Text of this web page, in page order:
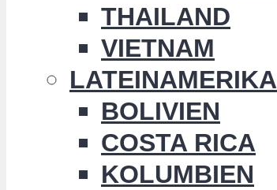
THAILAND
VIETNAM
LATEINAMERIKA
BOLIVIEN
COSTA RICA
KOLUMBIEN